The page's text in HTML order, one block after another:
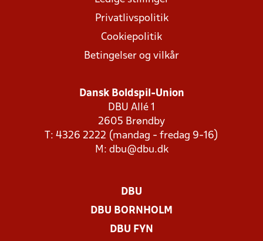
Privatlivspolitik
Cookiepolitik
Betingelser og vilkår
Dansk Boldspil-Union
DBU Allé 1
2605 Brøndby
T: 4326 2222 (mandag - fredag 9-16)
M: dbu@dbu.dk
DBU
DBU BORNHOLM
DBU FYN